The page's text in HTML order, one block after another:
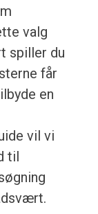
valg
spiller du
får
en
vil vi
til